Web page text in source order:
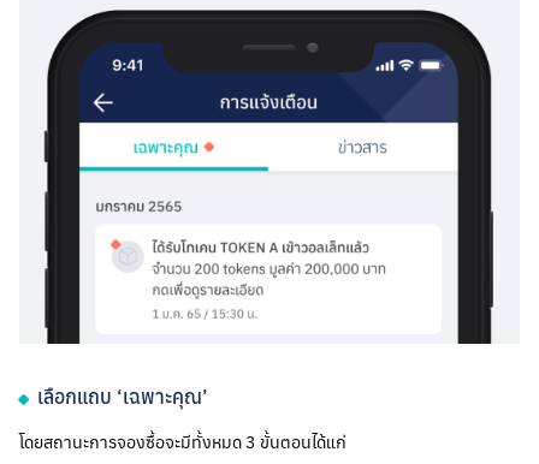
เลือกแถบ ‘เฉพาะคุณ’
โดยสถานะการจองซื้อจะมีทั้งหมด 3 ขั้นตอนได้แก่